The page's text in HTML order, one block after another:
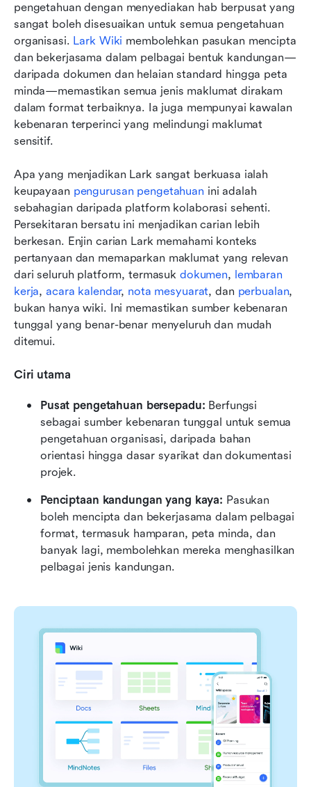
pengetahuan dengan menyediakan hab berpusat yang
sangat boleh disesuaikan untuk semua pengetahuan
organisasi. Lark Wiki membolehkan pasukan mencipta
dan bekerjasama dalam pelbagai bentuk kandungan—
daripada dokumen dan helaian standard hingga peta
minda—memastikan semua jenis maklumat dirakam
dalam format terbaiknya. Ia juga mempunyai kawalan
kebenaran terperinci yang melindungi maklumat
sensitif.
Apa yang menjadikan Lark sangat berkuasa ialah
keupayaan pengurusan pengetahuan ini adalah
sebahagian daripada platform kolaborasi sehenti.
Persekitaran bersatu ini menjadikan carian lebih
berkesan. Enjin carian Lark memahami konteks
pertanyaan dan memaparkan maklumat yang relevan
dari seluruh platform, termasuk dokumen, lembaran
kerja, acara kalendar, nota mesyuarat, dan perbualan,
bukan hanya wiki. Ini memastikan sumber kebenaran
tunggal yang benar-benar menyeluruh dan mudah
ditemui.
Ciri utama
Pusat pengetahuan bersepadu: Berfungsi
sebagai sumber kebenaran tunggal untuk semua
pengetahuan organisasi, daripada bahan
orientasi hingga dasar syarikat dan dokumentasi
projek.
Penciptaan kandungan yang kaya: Pasukan
boleh mencipta dan bekerjasama dalam pelbagai
format, termasuk hamparan, peta minda, dan
banyak lagi, membolehkan mereka menghasilkan
pelbagai jenis kandungan.